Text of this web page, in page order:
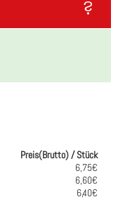
Preis(Brutto) / Stück
6,75€
6,60€
6,40€